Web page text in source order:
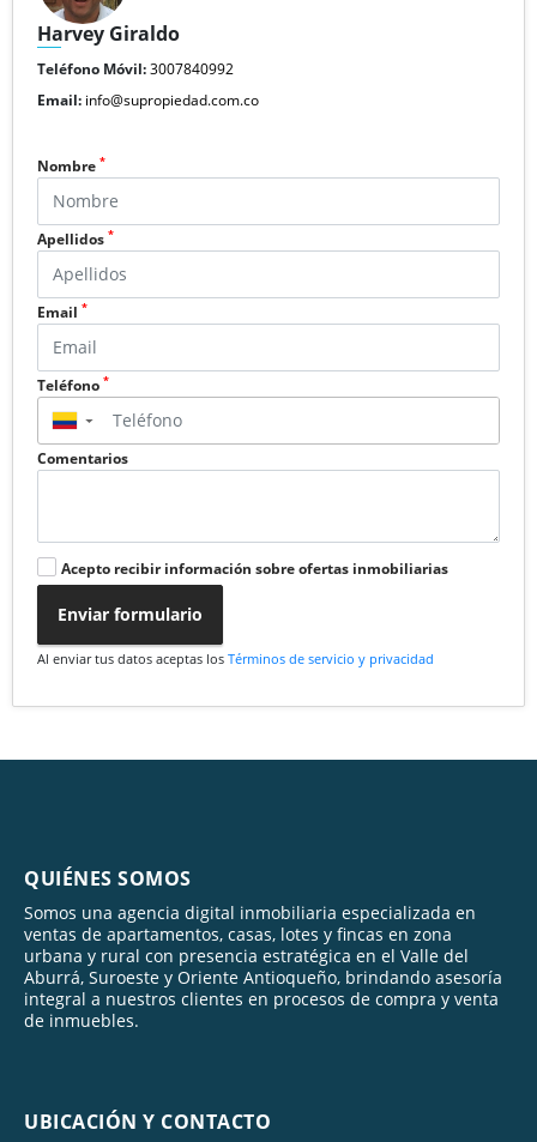
Harvey Giraldo
Teléfono Móvil:3007840992
Email: info@supropiedad.com.co
Nombre *
Apellidos *
Email *
Teléfono *
▼
Comentarios
Acepto recibir información sobre ofertas inmobiliarias
Enviar formulario
Al enviar tus datos aceptas los Términos de servicio y privacidad
QUIÉNES SOMOS
Somos una agencia digital inmobiliaria especializada en
ventas de apartamentos, casas, lotes y fincas en zona
urbana y rural con presencia estratégica en el Valle del
Aburrá, Suroeste y Oriente Antioqueño, brindando asesoría
integral a nuestros clientes en procesos de compra y venta
de inmuebles.
UBICACIÓN Y CONTACTO